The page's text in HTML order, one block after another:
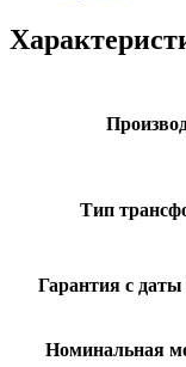
Тип
Гарантия с даты
Номинальная